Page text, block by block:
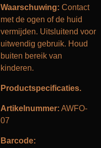
Waarschuwing: Contact
met de ogen of de huid
vermijden. Uitsluitend voor
uitwendig gebruik. Houd
buiten bereik van
kinderen.
Productspecificaties.
Artikelnummer: AWFO-
07
Barcode: